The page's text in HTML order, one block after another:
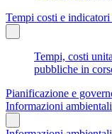
Tempi costi e
Tempi, costi
pubbliche in
Pianificazione e
Informazioni ambientali